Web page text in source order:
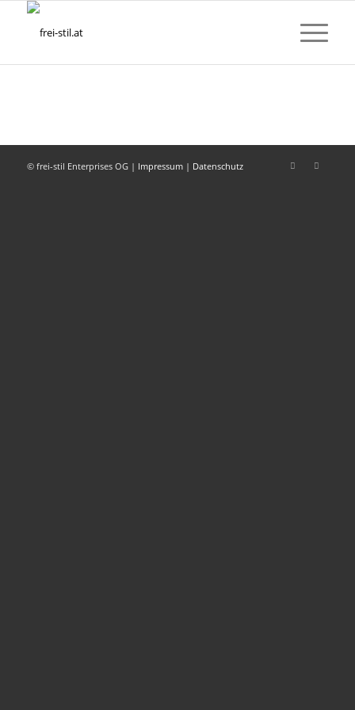
© frei-stil Enterprises OG | Impressum| Datenschutz